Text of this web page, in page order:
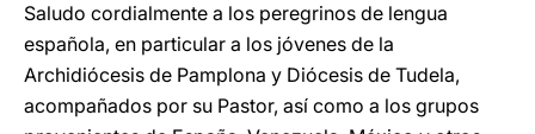
Saludo cordialmente a los peregrinos de lengua
española, en particular a los jóvenes de la
Archidiócesis de Pamplona y Diócesis de Tudela,
acompañados por su Pastor, así como a los grupos